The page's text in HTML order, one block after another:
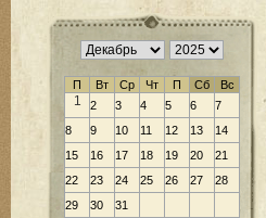
П Вт Ср Чт П Сб Вс
1 2 3 4 5 6
7
8
9 10 11 12 13
14
15
16 17 18 19 20
21
22
23 24 25 26 27
28
29
30 31